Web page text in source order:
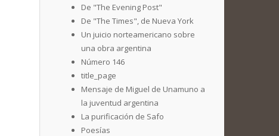
De "The Evening Post"
De "The Times", de Nueva York
Un juicio norteamericano sobre
una obra argentina
Número 146
title_page
Mensaje de Miguel de Unamuno a
la juventud argentina
La purificación de Safo
Poesías